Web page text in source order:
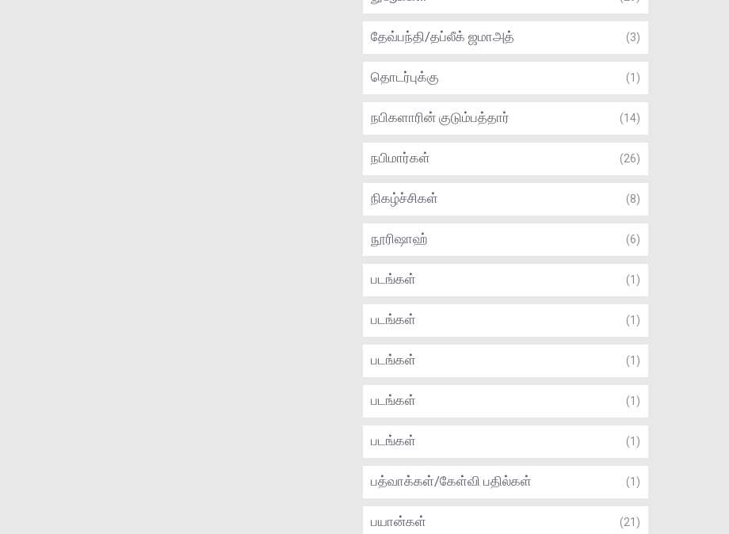
தேவ்பந்தி/தப்லீக் ஜமாஅத் (3)
தொடர்புக்கு (1)
நபிகளாரின் குடும்பத்தார் (14)
நபிமார்கள் (26)
நிகழ்ச்சிகள் (8)
நூரிஷாஹ் (6)
படங்கள் (1)
படங்கள் (1)
படங்கள் (1)
படங்கள் (1)
படங்கள் (1)
பத்வாக்கள்/கேள்வி பதில்கள் (1)
பயான்கள் (21)